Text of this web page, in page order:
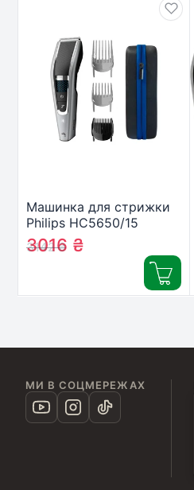
Машинка для стрижки
Philips HC5650/15
3142₴
3016 ₴
МИ В СОЦМЕРЕЖАХ